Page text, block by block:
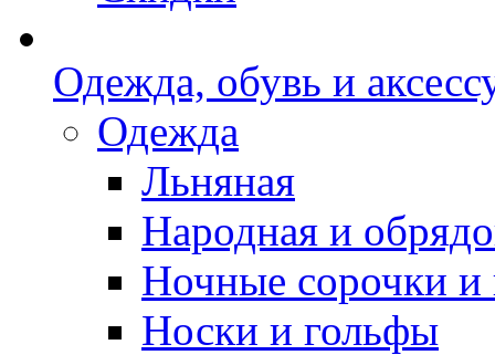
Одежда, обувь и
Одежда
Льняная
Народная и
Ночные сорочки
Носки и гольфы